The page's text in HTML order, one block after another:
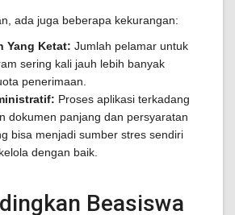
ada juga beberapa kekurangan:
Yang Ketat: Jumlah pelamar untuk
sering kali jauh lebih banyak
penerimaan.
Proses aplikasi terkadang
dokumen panjang dan persyaratan
bisa menjadi sumber stres sendiri
dengan baik.
Beasiswa